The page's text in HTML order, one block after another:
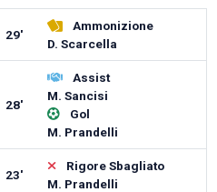
29'
Ammonizione
D. Scarcella
28'
Assist
M. Sancisi
Gol
M. Prandelli
23'
Rigore Sbagliato
M. Prandelli